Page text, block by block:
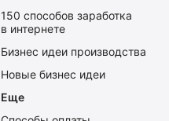
150 способов заработка
в интернете
Бизнес идеи производства
Новые бизнес идеи
Еще